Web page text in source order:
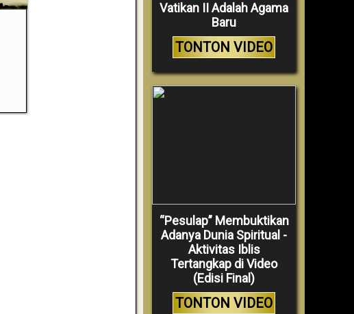
Vatikan II Adalah Agama
Baru
TONTON VIDEO
“Pesulap” Membuktikan
Adanya Dunia Spiritual -
Aktivitas Iblis
Tertangkap di Video
(Edisi Final)
TONTON VIDEO